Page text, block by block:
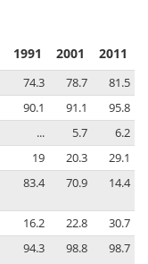
1991 2001 2011
74.3 78.7
81.5
90.1 91.1
95.8
... 5.7
6.2
19 20.3
29.1
83.4 70.9 14.4
16.2 22.8
30.7
94.3 98.8 98.7